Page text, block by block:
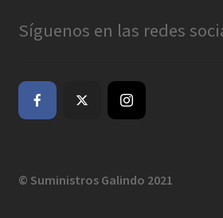
Síguenos en las redes
© Suministros Galindo 2021